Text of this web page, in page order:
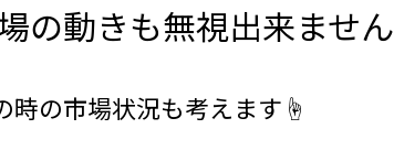
の動きも無視出来ません
時の市場状況も考えます☝️